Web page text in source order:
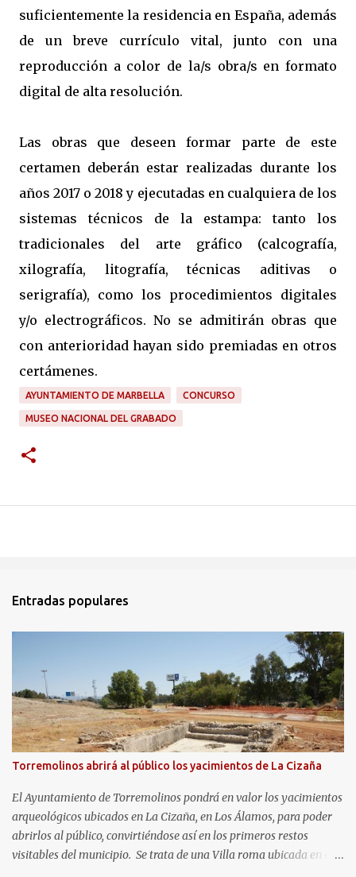
suficientemente la residencia en España, además
de un breve currículo vital, junto con una
reproducción a color de la/s obra/s en formato
digital de alta resolución.
Las obras que deseen formar parte de este
certamen deberán estar realizadas durante los
años 2017 o 2018 y ejecutadas en cualquiera de los
sistemas técnicos de la estampa: tanto los
tradicionales del arte gráfico (calcografía,
xilografía, litografía, técnicas aditivas o
serigrafía), como los procedimientos digitales
y/o electrográficos. No se admitirán obras que
con anterioridad hayan sido premiadas en otros
certámenes.
AYUNTAMIENTO DE MARBELLA CONCURSO
MUSEO NACIONAL DEL GRABADO
Entradas populares
Torremolinos abrirá al público los yacimientos de La Cizaña
El Ayuntamiento de Torremolinos pondrá en valor los yacimientos
arqueológicos ubicados en La Cizaña, en Los Álamos, para poder
abrirlos al público, convirtiéndose así en los primeros restos
visitables del municipio. Se trata de una Villa roma ubicada en el